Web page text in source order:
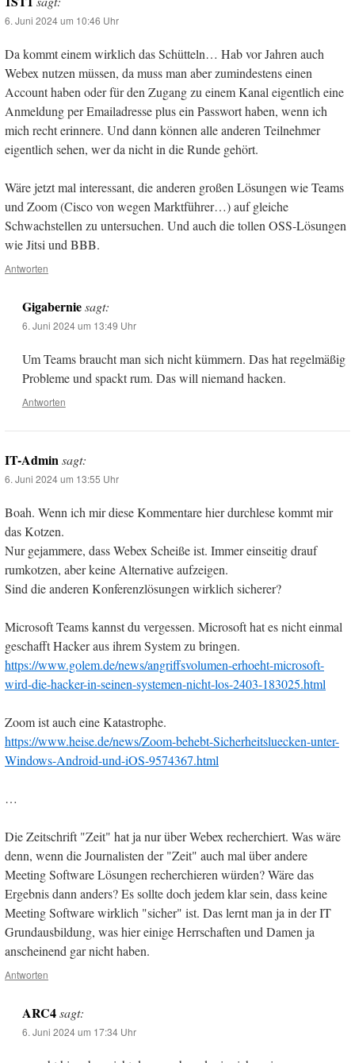
6. Juni 2024 um 10:46 Uhr
Da kommt einem wirklich das Schütteln… Hab vor Jahren auch
Webex nutzen müssen, da muss man aber zumindestens einen
Account haben oder für den Zugang zu einem Kanal eigentlich eine
Anmeldung per Emailadresse plus ein Passwort haben, wenn ich
mich recht erinnere. Und dann können alle anderen Teilnehmer
eigentlich sehen, wer da nicht in die Runde gehört.
Wäre jetzt mal interessant, die anderen großen Lösungen wie Teams
und Zoom (Cisco von wegen Marktführer…) auf gleiche
Schwachstellen zu untersuchen. Und auch die tollen OSS-Lösungen
wie Jitsi und BBB.
Antworten
Gigabernie sagt:
6. Juni 2024 um 13:49 Uhr
Um Teams braucht man sich nicht kümmern. Das hat regelmäßig
Probleme und spackt rum. Das will niemand hacken.
Antworten
IT-Adminsagt:
6. Juni 2024 um 13:55 Uhr
Boah. Wenn ich mir diese Kommentare hier durchlese kommt mir
das Kotzen.
Nur gejammere, dass Webex Scheiße ist. Immer einseitig drauf
rumkotzen, aber keine Alternative aufzeigen.
Sind die anderen Konferenzlösungen wirklich sicherer?
Microsoft Teams kannst du vergessen. Microsoft hat es nicht einmal
geschafft Hacker aus ihrem System zu bringen.
https://www.golem.de/news/angriffsvolumen-erhoeht-microsoft-
wird-die-hacker-in-seinen-systemen-nicht-los-2403-183025.html
Zoom ist auch eine Katastrophe.
https://www.heise.de/news/Zoom-behebt-Sicherheitsluecken-unter-
Windows-Android-und-iOS-9574367.html
…
Die Zeitschrift "Zeit" hat ja nur über Webex recherchiert. Was wäre
denn, wenn die Journalisten der "Zeit" auch mal über andere
Meeting Software Lösungen recherchieren würden? Wäre das
Ergebnis dann anders? Es sollte doch jedem klar sein, dass keine
Meeting Software wirklich "sicher" ist. Das lernt man ja in der IT
Grundausbildung, was hier einige Herrschaften und Damen ja
anscheinend gar nicht haben.
Antworten
ARC4 sagt:
6. Juni 2024 um 17:34 Uhr